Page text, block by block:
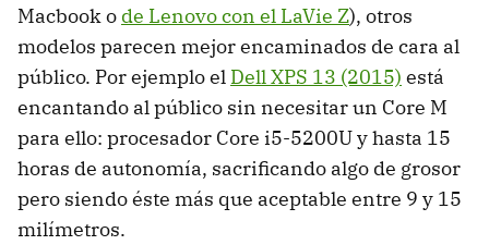
Macbook o de Lenovo con el LaVie Z), otros
modelos parecen mejor encaminados de cara al
público. Por ejemplo el Dell XPS 13 (2015) está
encantando al público sin necesitar un Core M
para ello: procesador Core i5-5200U y hasta 15
horas de autonomía, sacrificando algo de grosor
pero siendo éste más que aceptable entre 9 y 15
milímetros.